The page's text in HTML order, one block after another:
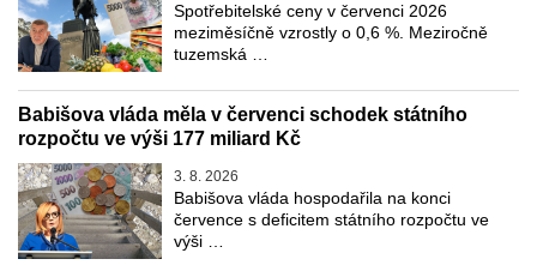
Spotřebitelské ceny v červenci 2026
meziměsíčně vzrostly o 0,6 %. Meziročně
tuzemská …
Babišova vláda měla v červenci schodek státního
rozpočtu ve výši 177 miliard Kč
3. 8. 2026
Babišova vláda hospodařila na konci
července s deficitem státního rozpočtu ve
výši …